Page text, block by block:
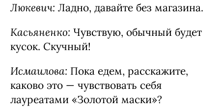
Люкевич: Ладно, давайте без магазина.
Касьяненко: Чувствую, обычный будет
кусок. Скучный!
Исмаилова: Пока едем, расскажите,
каково это — чувствовать себя
лауреатами «Золотой маски»?